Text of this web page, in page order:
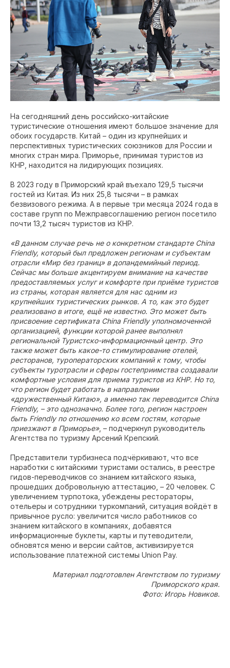
На сегодняшний день российско-китайские
туристические отношения имеют большое значение для
обоих государств. Китай – один из крупнейших и
перспективных туристических союзников для России и
многих стран мира. Приморье, принимая туристов из
КНР, находится на лидирующих позициях.
В 2023 году в Приморский край въехало 129,5 тысячи
гостей из Китая. Из них 25,8 тысячи – в рамках
безвизового режима. А в первые три месяца 2024 года в
составе групп по Межправсоглашению регион посетило
почти 13,2 тысяч туристов из КНР.
«В данном случае речь не о конкретном стандарте China
Friendly, который был предложен регионам и субъектам
отрасли «Мир без границ» в допандемийный период.
Сейчас мы больше акцентируем внимание на качестве
предоставляемых услуг и комфорте при приёме туристов
из страны, которая является для нас одним из
крупнейших туристических рынков. А то, как это будет
реализовано в итоге, ещё не известно. Это может быть
присвоение сертификата China Friendly уполномоченной
организацией, функции которой ранее выполнял
региональной Туристско-информационный центр. Это
также может быть какое-то стимулирование отелей,
ресторанов, туроператорских компаний к тому, чтобы
субъекты туротрасли и сферы гостеприимства создавали
комфортные условия для приема туристов из КНР. Но то,
что регион будет работать в направлении
«дружественный Китаю», а именно так переводится China
Friendly, – это однозначно. Более того, регион настроен
быть Friendly по отношению ко всем гостям, которые
приезжают в Приморье», – подчеркнул руководитель
Агентства по туризму Арсений Крепский.
Представители турбизнеса подчёркивают, что все
наработки с китайскими туристами остались, в реестре
гидов-переводчиков со знанием китайского языка,
прошедших добровольную аттестацию, – 20 человек. С
увеличением турпотока, убеждены рестораторы,
отельеры и сотрудники туркомпаний, ситуация войдёт в
привычное русло: увеличится число работников со
знанием китайского в компаниях, добавятся
информационные буклеты, карты и путеводители,
обновятся меню и версии сайтов, активизируется
использование платежной системы Union Pay.
Материал подготовлен Агентством по туризму
Приморского края.
Фото: Игорь Новиков.